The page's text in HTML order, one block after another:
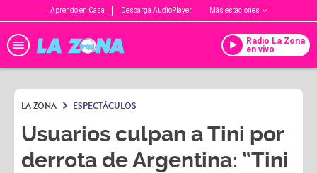
Aprendo en Casa Descarga AudioPlayer Más estaciones
Radio La Zona
en vivo
LA ZONA ESPECTÁCULOS
Usuarios culpan a Tini por
derrota de Argentina: “Tini